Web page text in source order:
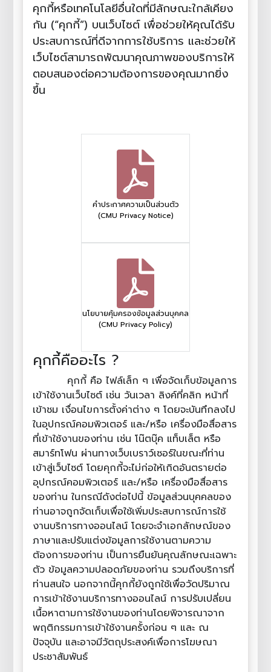
คุกกี้หรือเทคโนโลยีอื่นใดที่มีลักษณะใกล้เคียง
กัน (“คุกกี้”) บนเว็บไซต์ เพื่อช่วยให้คุณได้รับ
ประสบการณ์ที่ดีจากการใช้บริการ และช่วยให้
เว็บไซต์สามารถพัฒนาคุณภาพของบริการให้
ตอบสนองต่อความต้องการของคุณมากยิ่ง
ขึ้น
คำประกาศความเป็นส่วนตัว
(CMU Privacy Notice)
นโยบายคุ้มครองข้อมูลส่วนบุคคล
(CMU Privacy Policy)
คุกกี้คืออะไร ?
คุกกี้ คือ ไฟล์เล็ก ๆ เพื่อจัดเก็บข้อมูลการ
เข้าใช้งานเว็บไซต์ เช่น วันเวลา ลิงค์ที่คลิก หน้าที่
เข้าชม เงื่อนไขการตั้งค่าต่าง ๆ โดยจะบันทึกลงไป
ในอุปกรณ์คอมพิวเตอร์ และ/หรือ เครื่องมือสื่อสาร
ที่เข้าใช้งานของท่าน เช่น โน๊ตบุ๊ค แท็บเล็ต หรือ
สมาร์ทโฟน ผ่านทางเว็บเบราว์เซอร์ในขณะที่ท่าน
เข้าสู่เว็บไซต์ โดยคุกกี้จะไม่ก่อให้เกิดอันตรายต่อ
อุปกรณ์คอมพิวเตอร์ และ/หรือ เครื่องมือสื่อสาร
ของท่าน ในกรณีดังต่อไปนี้ ข้อมูลส่วนบุคคลของ
ท่านอาจถูกจัดเก็บเพื่อใช้เพิ่มประสบการณ์การใช้
งานบริการทางออนไลน์ โดยจะจำเอกลักษณ์ของ
ภาษาและปรับแต่งข้อมูลการใช้งานตามความ
ต้องการของท่าน เป็นการยืนยันคุณลักษณะเฉพาะ
ตัว ข้อมูลความปลอดภัยของท่าน รวมถึงบริการที่
ท่านสนใจ นอกจากนี้คุกกี้ยังถูกใช้เพื่อวัดปริมาณ
การเข้าใช้งานบริการทางออนไลน์ การปรับเปลี่ยน
เนื้อหาตามการใช้งานของท่านโดยพิจารณาจาก
พฤติกรรมการเข้าใช้งานครั้งก่อน ๆ และ ณ
ปัจจุบัน และอาจมีวัตถุประสงค์เพื่อการโฆษณา
ประชาสัมพันธ์